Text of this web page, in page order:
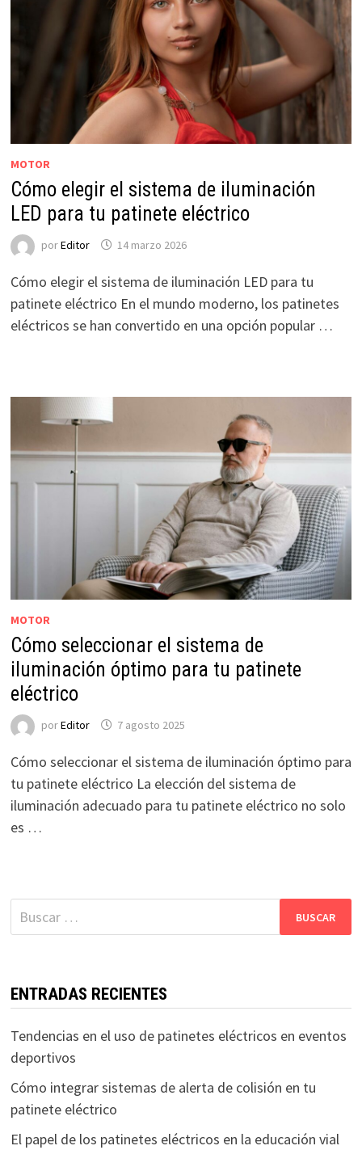
MOTOR
Cómo elegir el sistema de iluminación
LED para tu patinete eléctrico
porEditor 14 marzo 2026
Cómo elegir el sistema de iluminación LED para tu
patinete eléctrico En el mundo moderno, los patinetes
eléctricos se han convertido en una opción popular …
MOTOR
Cómo seleccionar el sistema de
iluminación óptimo para tu patinete
eléctrico
porEditor 7 agosto 2025
Cómo seleccionar el sistema de iluminación óptimo para
tu patinete eléctrico La elección del sistema de
iluminación adecuado para tu patinete eléctrico no solo
es …
Buscar:
ENTRADAS RECIENTES
Tendencias en el uso de patinetes eléctricos en eventos
deportivos
Cómo integrar sistemas de alerta de colisión en tu
patinete eléctrico
El papel de los patinetes eléctricos en la educación vial